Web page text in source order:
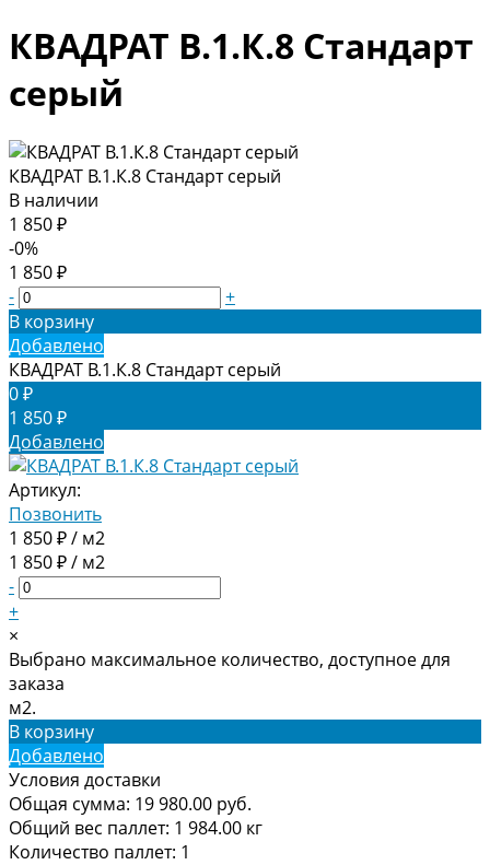
КВАДРАТ В.1.К.8 Стандарт
серый
КВАДРАТ В.1.К.8 Стандарт серый
В наличии
1 850 ₽
-0%
1 850 ₽
-
+
В корзину
Добавлено
КВАДРАТ В.1.К.8 Стандарт серый
0 ₽
1 850 ₽
Добавлено
Артикул:
Позвонить
1 850 ₽ / м2
1 850 ₽ / м2
-
+
×
Выбрано максимальное количество, доступное для
заказа
м2.
В корзину
Добавлено
Условия доставки
Общая сумма: 19 980.00 руб.
Общий вес паллет: 1 984.00 кг
Количество паллет: 1